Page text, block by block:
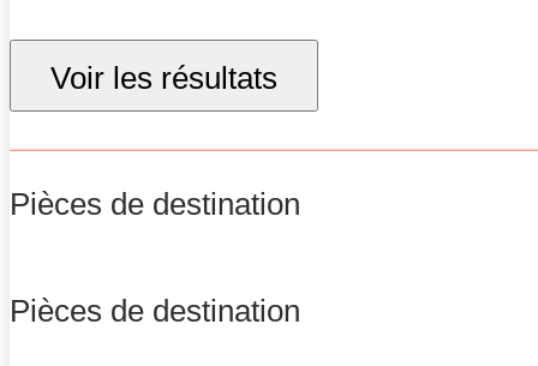
Voir les résultats
Pièces de destination
Pièces de destination